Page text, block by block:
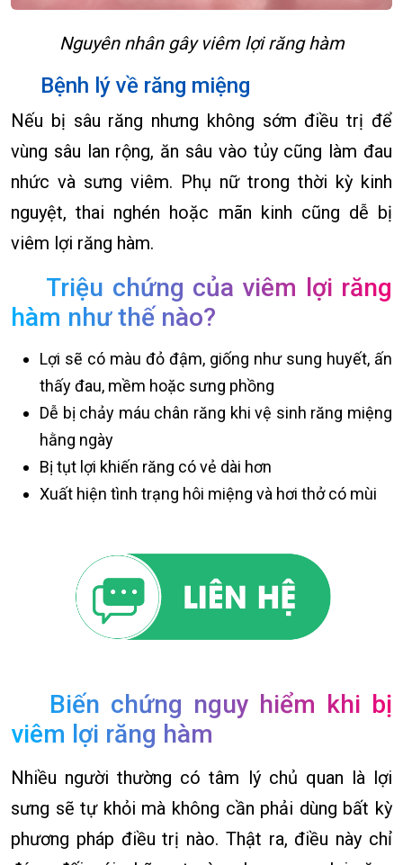
Nguyên nhân gây viêm lợi răng hàm
Bệnh lý về răng miệng
Nếu bị sâu răng nhưng không sớm điều trị để
vùng sâu lan rộng, ăn sâu vào tủy cũng làm đau
nhức và sưng viêm. Phụ nữ trong thời kỳ kinh
nguyệt, thai nghén hoặc mãn kinh cũng dễ bị
viêm lợi răng hàm.
Triệu chứng của viêm lợi răng
hàm như thế nào?
Lợi sẽ có màu đỏ đậm, giống như sung huyết, ấn
thấy đau, mềm hoặc sưng phồng
Dễ bị chảy máu chân răng khi vệ sinh răng miệng
hằng ngày
Bị tụt lợi khiến răng có vẻ dài hơn
Xuất hiện tình trạng hôi miệng và hơi thở có mùi
Biến chứng nguy hiểm khi bị
viêm lợi răng hàm
Nhiều người thường có tâm lý chủ quan là lợi
sưng sẽ tự khỏi mà không cần phải dùng bất kỳ
phương pháp điều trị nào. Thật ra, điều này chỉ